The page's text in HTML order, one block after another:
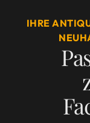
IHRE